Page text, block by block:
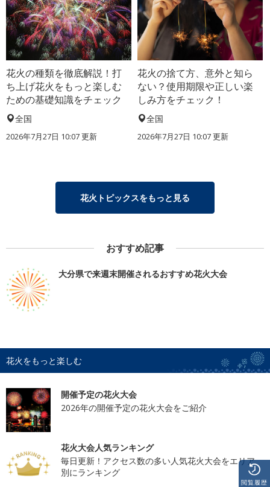
花火の種類を徹底解説！打
ち上げ花火をもっと楽しむ
ための基礎知識をチェック
全国
2026年7月27日 10:07 更新
花火の捨て方、意外と知ら
ない？使用期限や正しい楽
しみ方をチェック！
全国
2026年7月27日 10:07 更新
花火トピックスをもっと見る
おすすめ記事
大分県で来週末開催されるおすすめ花火大会
花火をもっと楽しむ
開催予定の花火大会
2026年の開催予定の花火大会をご紹介
花火大会人気ランキング
毎日更新！アクセス数の多い人気花火大会をエリア
別にランキング
閲覧履歴